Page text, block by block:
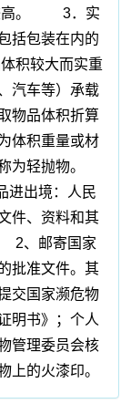
高。 3．实
括包装在内的
积较大而实重
汽车等）承载
物品体积折算
体积重量或材
为轻抛物。
出境：人民
件、资料和其
2、邮寄国家
批准文件。其
交国家濒危物
明书》；个人
管理委员会核
上的火漆印。